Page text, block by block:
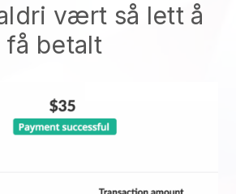
vært så lett å
få betalt